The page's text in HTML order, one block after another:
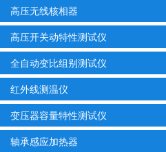
高压无线核相器
高压开关动特性测试仪
全自动变比组别测试仪
红外线测温仪
变压器容量特性测试仪
轴承感应加热器